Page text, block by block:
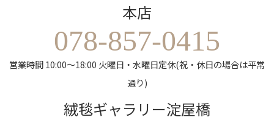
本店
078-857-0415
営業時間 10:00～18:00 火曜日・水曜日定休(祝・休日の場合は平常
通り)
絨毯ギャラリー淀屋橋